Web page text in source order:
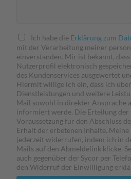
Ich habe die Erklärung zum
mit der Verarbeitung meiner
einverstanden. Mir ist bekannt,
Nutzerprofil elektronisch
des Kundenservices ausgewertet
Hiermit willige ich ein, dass ich
Dienstleistungen und weitere
Mail sowohl in direkter Ansprache
informiert werde. Die Erteilung
Voraussetzung für den Abschluss
Erhalt der erbetenen Inhalte.
jederzeit widerrufen, indem ich in
Mails auf den Abmeldelink klicke.
auch gegenüber der Sycor per
den Widerruf der Einwilligung